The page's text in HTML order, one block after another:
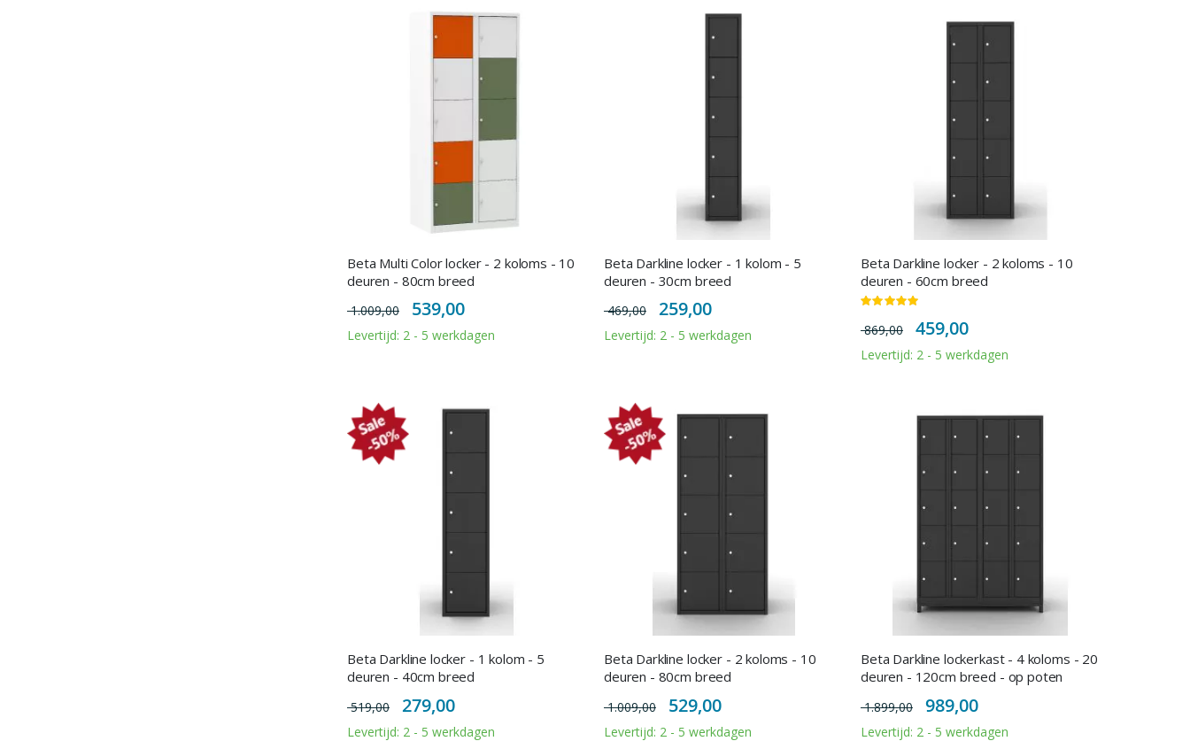
Beta Multi Color locker - 2 koloms - 10
deuren - 80cm breed
1.009,00
Special
Price
539,00
Levertijd: 2 - 5 werkdagen
Beta Darkline locker - 1 kolom - 5
deuren - 30cm breed
469,00
Special
Price
259,00
Levertijd: 2 - 5 werkdagen
Beta Darkline locker - 2 koloms - 10
deuren - 60cm breed
Waardering:
869,00
Special
Price
459,00
Levertijd: 2 - 5 werkdagen
Beta Darkline locker - 1 kolom - 5
deuren - 40cm breed
519,00
Special
Price
279,00
Levertijd: 2 - 5 werkdagen
Beta Darkline locker - 2 koloms - 10
deuren - 80cm breed
1.009,00
Special
Price
529,00
Levertijd: 2 - 5 werkdagen
Beta Darkline lockerkast - 4 koloms - 20
deuren - 120cm breed - op poten
1.899,00
Special
Price
989,00
Levertijd: 2 - 5 werkdagen